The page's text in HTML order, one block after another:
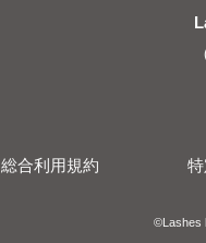
総合利用規約
​​©︎Lashes